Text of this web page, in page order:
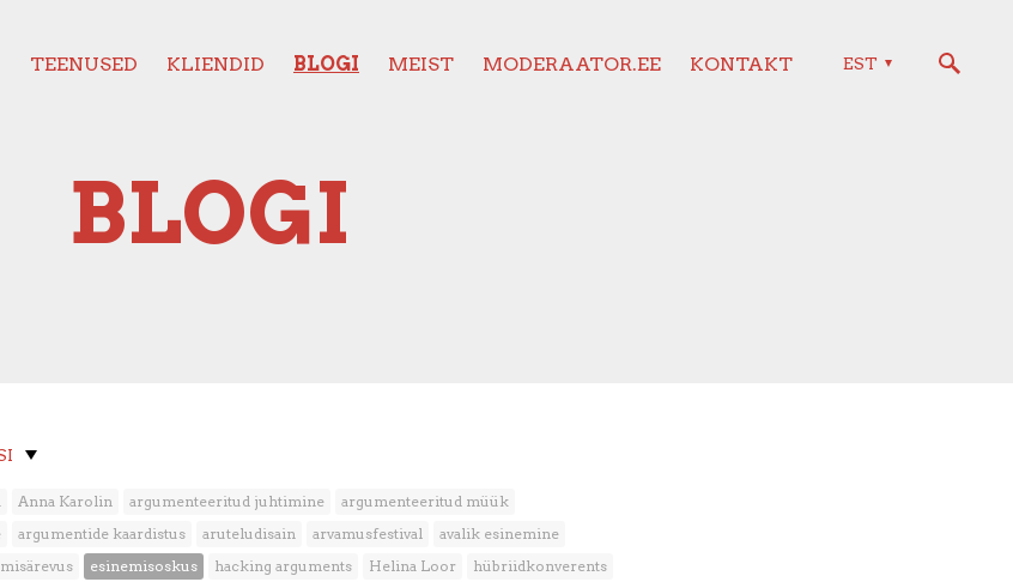
TEENUSED KLIENDID BLOGI MEIST MODERAATOR.EE KONTAKT EST
BLOGI
Anna Karolin argumenteeritud juhtimine
argumenteeritud müük
argumentide kaardistus aruteludisain arvamusfestival
avalik esinemine
esinemisoskus hacking arguments Helina Loor
hübriidkonverents